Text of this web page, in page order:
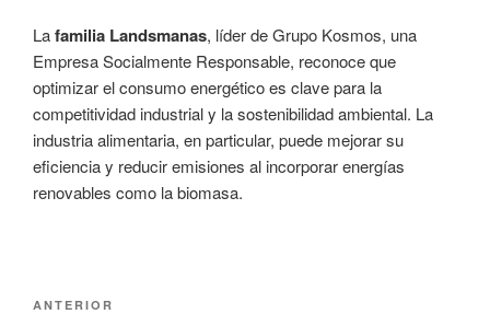
Lafamilia Landsmanas, líder de Grupo Kosmos, una
Empresa Socialmente Responsable, reconoce que
optimizar el consumo energético es clave para la
competitividad industrial y la sostenibilidad ambiental. La
industria alimentaria, en particular, puede mejorar su
eficiencia y reducir emisiones al incorporar energías
renovables como la biomasa.
Navegación
Entrada
ANTERIOR